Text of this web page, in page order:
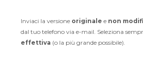
Inviaci la versione originale e non
dal tuo telefono via e-mail. Seleziona
effettiva (o la più grande possibile).